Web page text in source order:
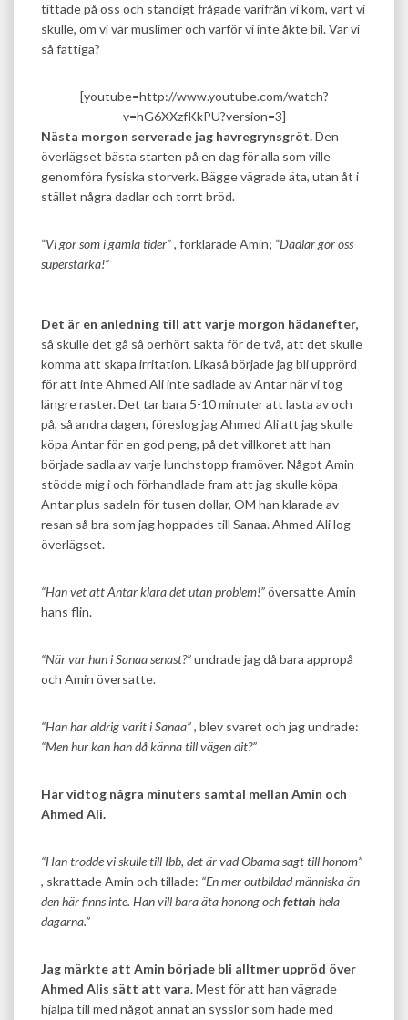
tittade på oss och ständigt frågade varifrån vi kom, vart vi
skulle, om vi var muslimer och varför vi inte åkte bil. Var vi
så fattiga?
[youtube=http://www.youtube.com/watch?
v=hG6XXzfKkPU?version=3]
Nästa morgon serverade jag havregrynsgröt.Den
överlägset bästa starten på en dag för alla som ville
genomföra fysiska storverk. Bägge vägrade äta, utan åt i
stället några dadlar och torrt bröd.
“Vi gör som i gamla tider”, förklarade Amin; “Dadlar gör oss
superstarka!”
Det är en anledning till att varje morgon hädanefter,
så skulle det gå så oerhört sakta för de två, att det skulle
komma att skapa irritation. Likaså började jag bli upprörd
för att inte Ahmed Ali inte sadlade av Antar när vi tog
längre raster. Det tar bara 5-10 minuter att lasta av och
på, så andra dagen, föreslog jag Ahmed Ali att jag skulle
köpa Antar för en god peng, på det villkoret att han
började sadla av varje lunchstopp framöver. Något Amin
stödde mig i och förhandlade fram att jag skulle köpa
Antar plus sadeln för tusen dollar, OM han klarade av
resan så bra som jag hoppades till Sanaa. Ahmed Ali log
överlägset.
“Han vet att Antar klara det utan problem!”översatte Amin
hans flin.
“När var han i Sanaa senast?”undrade jag då bara appropå
och Amin översatte.
“Han har aldrig varit i Sanaa”, blev svaret och jag undrade:
“Men hur kan han då känna till vägen dit?”
Här vidtog några minuters samtal mellan Amin och
Ahmed Ali.
“Han trodde vi skulle till Ibb, det är vad Obama sagt till honom”
, skrattade Amin och tillade: “En mer outbildad människa än
den här finns inte. Han vill bara äta honong ochfettah hela
dagarna.”
Jag märkte att Amin började bli alltmer uppröd över
Ahmed Alis sätt att vara. Mest för att han vägrade
hjälpa till med något annat än sysslor som hade med